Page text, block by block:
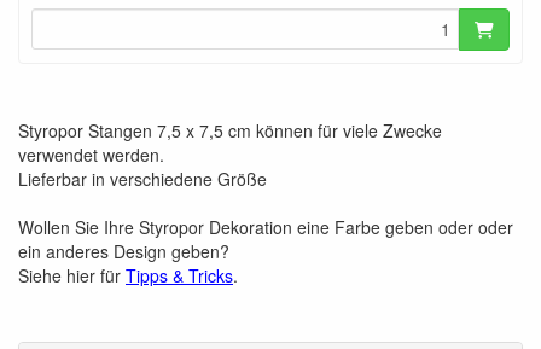
Styropor Stangen 7,5 x 7,5 cm können für viele Zwecke
verwendet werden.
Lieferbar in verschiedene Größe
Wollen Sie Ihre Styropor Dekoration eine Farbe geben oder oder
ein anderes Design geben?
Siehe hier für Tipps & Tricks.